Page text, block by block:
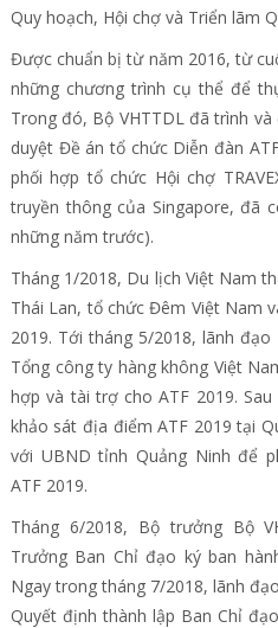
Quy hoạch, Hội chợ và Triển lãm
Được chuẩn bị từ năm 2016, từ
những chương trình cụ thể để
Trong đó, Bộ VHTTDL đã trình
duyệt Đề án tổ chức Diễn đàn
phối hợp tổ chức Hội chợ
truyền thông của Singapore, đã
những năm trước).
Tháng 1/2018, Du lịch Việt Nam
Thái Lan, tổ chức Đêm Việt Nam
2019. Tới tháng 5/2018, lãnh
Tổng công ty hàng không Việt
hợp và tài trợ cho ATF 2019.
khảo sát địa điểm ATF 2019 tại
với UBND tỉnh Quảng Ninh để
ATF 2019.
Tháng 6/2018, Bộ trưởng Bộ
Trưởng Ban Chỉ đạo ký ban
Ngay trong tháng 7/2018, lãnh
Quyết định thành lập Ban Chỉ